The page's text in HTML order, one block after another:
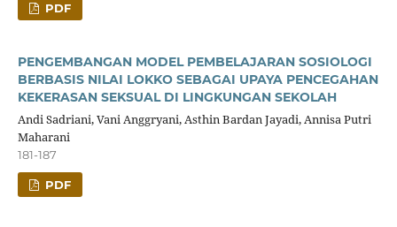
PDF
PENGEMBANGAN MODEL PEMBELAJARAN SOSIOLOGI
BERBASIS NILAI LOKKO SEBAGAI UPAYA PENCEGAHAN
KEKERASAN SEKSUAL DI LINGKUNGAN SEKOLAH
Andi Sadriani, Vani Anggryani, Asthin Bardan Jayadi, Annisa Putri
Maharani
181-187
PDF